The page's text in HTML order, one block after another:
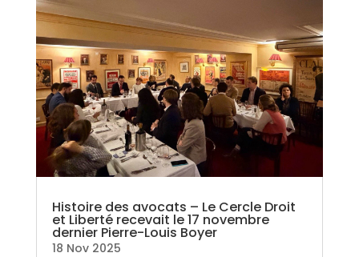
Histoire des avocats – Le Cercle Droit
et Liberté recevait le 17 novembre
dernier Pierre-Louis Boyer
18 Nov 2025